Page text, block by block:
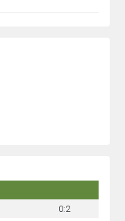
0:2